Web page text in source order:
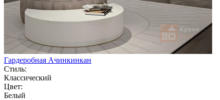
Гардеробная Ачинкинкан
Стиль:
Классический
Цвет:
Белый